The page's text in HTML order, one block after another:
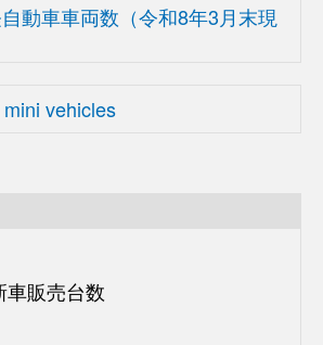
動車車両数 （令和8年3月末現
vehicles
車販売台数